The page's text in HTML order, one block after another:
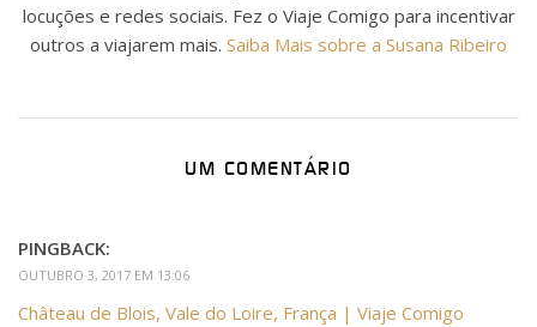
locuções e redes sociais. Fez o Viaje Comigo para incentivar
outros a viajarem mais. Saiba Mais sobre a Susana Ribeiro
UM COMENTÁRIO
PINGBACK:
OUTUBRO 3, 2017 EM 13:06
Château de Blois, Vale do Loire, França | Viaje Comigo